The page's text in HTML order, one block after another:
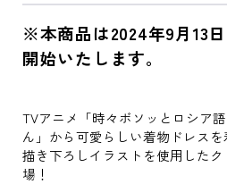
※本商品は2024年9月13
開始いたします。
TVアニメ「時々ボソッとロシア
ん」から可愛らしい着物ドレス
描き下ろしイラストを使用した
場！